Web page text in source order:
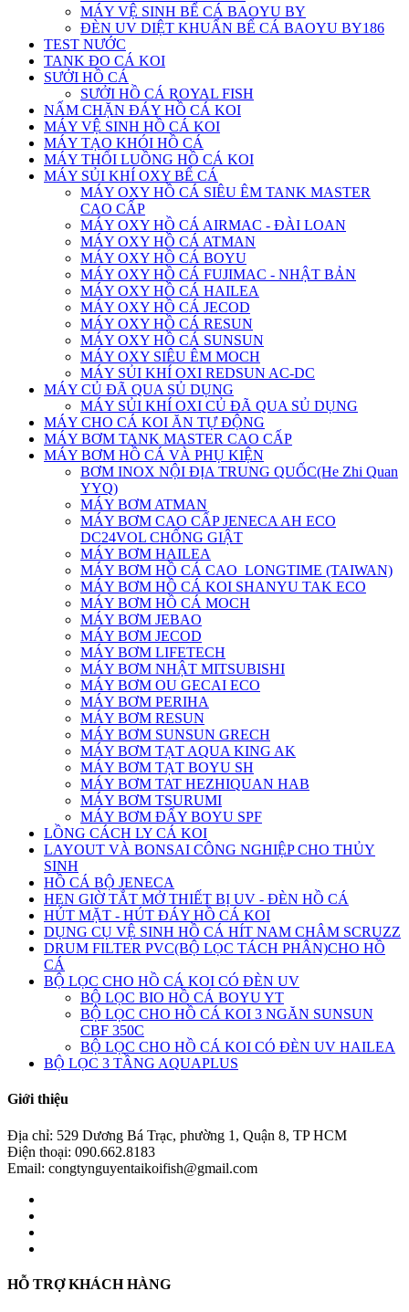
MÁY VỆ SINH BỂ CÁ BAOYU BY
ĐÈN UV DIỆT KHUẨN BỂ CÁ BAOYU BY186
TEST NƯỚC
TANK ĐO CÁ KOI
SƯỞI HỒ CÁ
SƯỞI HỒ CÁ ROYAL FISH
NẤM CHẶN ĐÁY HỒ CÁ KOI
MÁY VỆ SINH HỒ CÁ KOI
MÁY TẠO KHÓI HỒ CÁ
MÁY THỔI LUỒNG HỒ CÁ KOI
MÁY SỦI KHÍ OXY BỂ CÁ
MÁY OXY HỒ CÁ SIÊU ÊM TANK MASTER
CAO CẤP
MÁY OXY HỒ CÁ AIRMAC - ĐÀI LOAN
MÁY OXY HỒ CÁ ATMAN
MÁY OXY HỒ CÁ BOYU
MÁY OXY HỒ CÁ FUJIMAC - NHẬT BẢN
MÁY OXY HỒ CÁ HAILEA
MÁY OXY HỒ CÁ JECOD
MÁY OXY HỒ CÁ RESUN
MÁY OXY HỒ CÁ SUNSUN
MÁY OXY SIÊU ÊM MOCH
MÁY SỦI KHÍ OXI REDSUN AC-DC
MÁY CỦ ĐÃ QUA SỦ DỤNG
MÁY SỦI KHÍ OXI CỦ ĐÃ QUA SỦ DỤNG
MÁY CHO CÁ KOI ĂN TỰ ĐỘNG
MÁY BƠM TANK MASTER CAO CẤP
MÁY BƠM HỒ CÁ VÀ PHỤ KIỆN
BƠM INOX NỘI ĐỊA TRUNG QUỐC(He Zhi Quan
YYQ)
MÁY BƠM ATMAN
MÁY BƠM CAO CẤP JENECA AH ECO
DC24VOL CHỐNG GIẬT
MÁY BƠM HAILEA
MÁY BƠM HỒ CÁ CAO_LONGTIME (TAIWAN)
MÁY BƠM HỒ CÁ KOI SHANYU TAK ECO
MÁY BƠM HỒ CÁ MOCH
MÁY BƠM JEBAO
MÁY BƠM JECOD
MÁY BƠM LIFETECH
MÁY BƠM NHẬT MITSUBISHI
MÁY BƠM OU GECAI ECO
MÁY BƠM PERIHA
MÁY BƠM RESUN
MÁY BƠM SUNSUN GRECH
MÁY BƠM TẠT AQUA KING AK
MÁY BƠM TẠT BOYU SH
MÁY BƠM TAT HEZHIQUAN HAB
MÁY BƠM TSURUMI
MÁY BƠM ĐẨY BOYU SPF
LỒNG CÁCH LY CÁ KOI
LAYOUT VÀ BONSAI CÔNG NGHIỆP CHO THỦY
SINH
HỒ CÁ BỘ JENECA
HẸN GIỜ TẮT MỞ THIẾT BỊ UV - ĐÈN HỒ CÁ
HÚT MẶT - HÚT ĐÁY HỒ CÁ KOI
DỤNG CỤ VỆ SINH HỒ CÁ HÍT NAM CHÂM SCRUZZ
DRUM FILTER PVC(BỘ LỌC TÁCH PHÂN)CHO HỒ
CÁ
BỘ LỌC CHO HỒ CÁ KOI CÓ ĐÈN UV
BỘ LỌC BIO HỒ CÁ BOYU YT
BỘ LỌC CHO HỒ CÁ KOI 3 NGĂN SUNSUN
CBF 350C
BỘ LỌC CHO HỒ CÁ KOI CÓ ĐÈN UV HAILEA
BỘ LỌC 3 TẦNG AQUAPLUS
Giới thiệu
Địa chỉ: 529 Dương Bá Trạc, phường 1, Quận 8, TP HCM
Điện thoại: 090.662.8183
Email: congtynguyentaikoifish@gmail.com
HỖ TRỢ KHÁCH HÀNG